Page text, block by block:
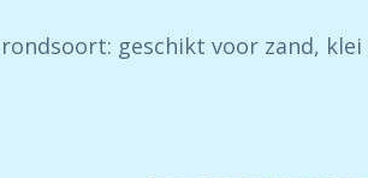
geschikt voor zand, klei